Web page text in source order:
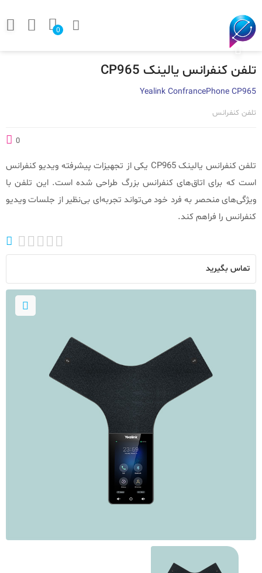
0
تلفن کنفرانس یالینک CP965
Yealink ConfrancePhone CP965
تلفن کنفرانس
0
تلفن کنفرانس یالینک CP965 یکی از تجهیزات پیشرفته ویدیو کنفرانس
است که برای اتاق‌های کنفرانس بزرگ طراحی شده است. این تلفن با
ویژگی‌های منحصر به فرد خود می‌تواند تجربه‌ای بی‌نظیر از جلسات ویدیو
کنفرانس را فراهم کند.
تماس بگیرید